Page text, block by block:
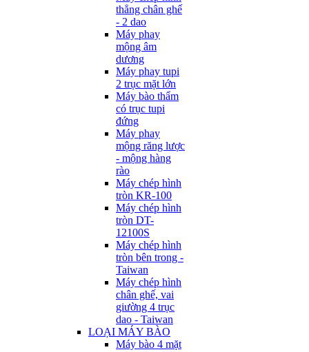
thẳng chân ghế
- 2 dao
Máy phay
mộng âm
dương
Máy phay tupi
2 trục mặt lớn
Máy bào thẩm
có trục tupi
đứng
Máy phay
mộng răng lược
- mộng hàng
rào
Máy chép hình
tròn KR-100
Máy chép hình
tròn DT-
12100S
Máy chép hình
tròn bên trong -
Taiwan
Máy chép hình
chân ghế, vai
giường 4 trục
dao - Taiwan
LOẠI MÁY BÀO
Máy bào 4 mặt